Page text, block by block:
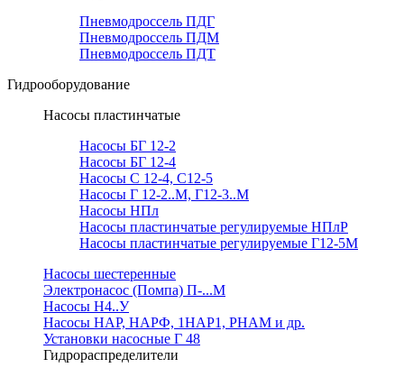
Пневмодроссель ПДГ
Пневмодроссель ПДМ
Пневмодроссель ПДТ
Гидрооборудование
Насосы пластинчатые
Насосы БГ 12-2
Насосы БГ 12-4
Насосы С 12-4, С12-5
Насосы Г 12-2..М, Г12-3..М
Насосы НПл
Насосы пластинчатые регулируемые НПлР
Насосы пластинчатые регулируемые Г12-5М
Насосы шестеренные
Электронасос (Помпа) П-...М
Насосы Н4..У
Насосы НАР, НАРФ, 1НАР1, РНАМ и др.
Установки насосные Г 48
Гидрораспределители